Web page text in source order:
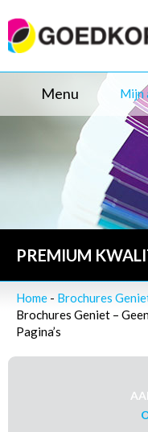
Menu Mijn
PREMIUM
Home - Brochures
Brochures Geniet –
Pagina’s